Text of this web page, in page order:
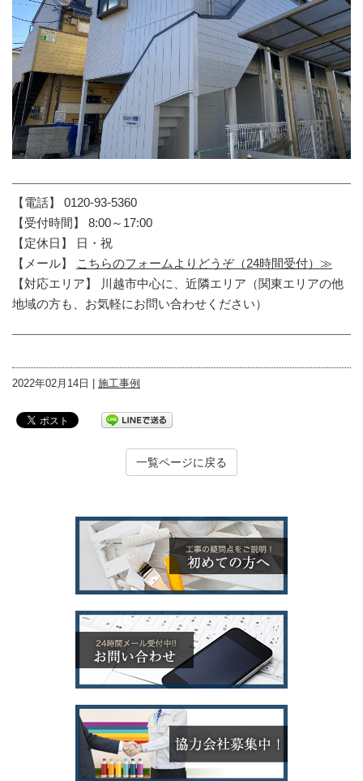
【電話】 0120-93-5360
【受付時間】 8:00～17:00
【定休日】 日・祝
【メール】
こちらのフォームよりどうぞ（24時間受付）≫
【対応エリア】 川越市中心に、近隣エリア（関東エリアの他
地域の方も、お気軽にお問い合わせください）
2022年02月14日 | 施工事例
一覧ページに戻る